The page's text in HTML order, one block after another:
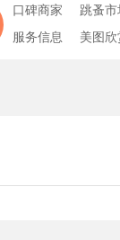
口碑商家 跳蚤市
服务信息
美图欣